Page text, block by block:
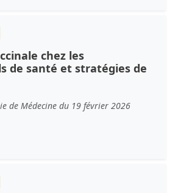
chez les
de santé et stratégies de
de Médecine du 19 février 2026